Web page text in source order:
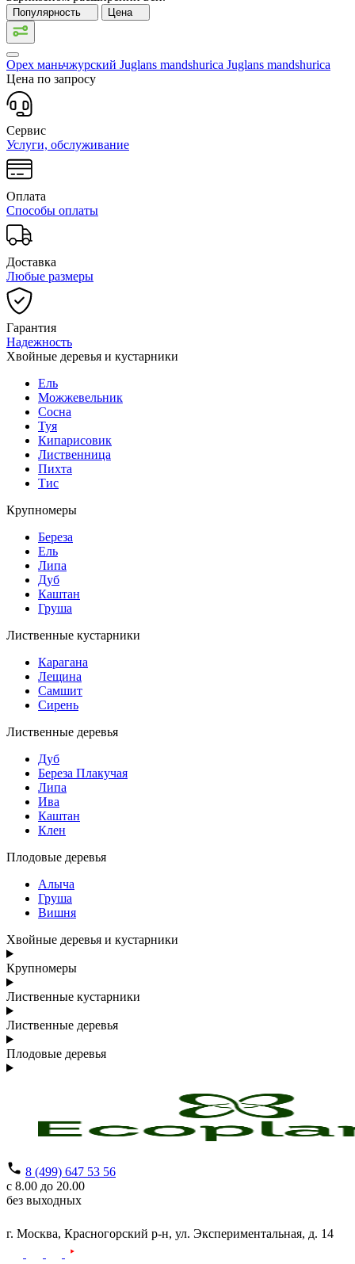
Популярность Цена
Орех маньчжурский Juglans mandshurica Juglans mandshurica
Цена по запросу
Сервис
Услуги, обслуживание
Оплата
Способы оплаты
Доставка
Любые размеры
Гарантия
Надежность
Хвойные деревья и кустарники
Ель
Можжевельник
Сосна
Туя
Кипарисовик
Лиственница
Пихта
Тис
Крупномеры
Береза
Ель
Липа
Дуб
Каштан
Груша
Лиственные кустарники
Карагана
Лещина
Самшит
Сирень
Лиственные деревья
Дуб
Береза Плакучая
Липа
Ива
Каштан
Клен
Плодовые деревья
Алыча
Груша
Вишня
Хвойные деревья и кустарники
Крупномеры
Лиственные кустарники
Лиственные деревья
Плодовые деревья
8 (499) 647 53 56
с 8.00 до 20.00
без выходных
г. Москва, Красногорский р-н, ул. Экспериментальная, д. 14